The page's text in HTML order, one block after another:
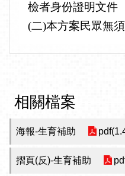
檢者身份證明文件
(二)本方案民眾無
相關檔案
海報-生育補助
摺頁(反)-生育補助